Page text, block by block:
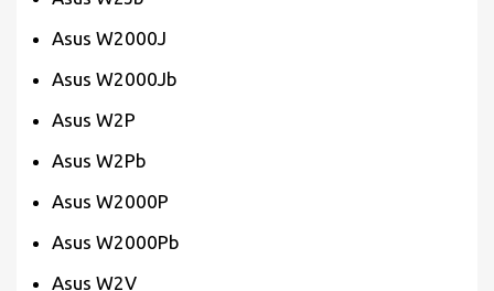
Asus W2000J
Asus W2000Jb
Asus W2P
Asus W2Pb
Asus W2000P
Asus W2000Pb
Asus W2V